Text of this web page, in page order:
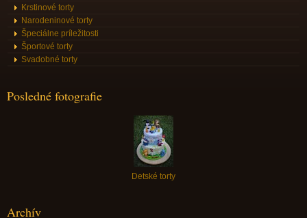
Krstinové torty
Narodeninové torty
Špeciálne príležitosti
Športové torty
Svadobné torty
Posledné fotografie
Detské torty
Archív